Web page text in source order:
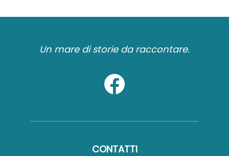
Un mare di storie da raccontare.
CONTATTI